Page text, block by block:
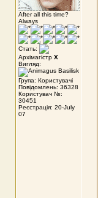
After all this time?
Always
Стать:
Архімагістр X
Вигляд:
Група: Користувачі
Повідомлень: 36328
Користувач №:
30451
Реєстрація: 20-July
07